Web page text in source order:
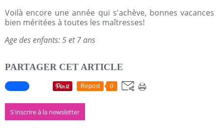
Voilà encore une année qui s'achève, bonnes vacances
bien méritées à toutes les maîtresses!
Age des enfants: 5 et 7 ans
PARTAGER CET ARTICLE
Repost 0
S'inscrire à la newsletter